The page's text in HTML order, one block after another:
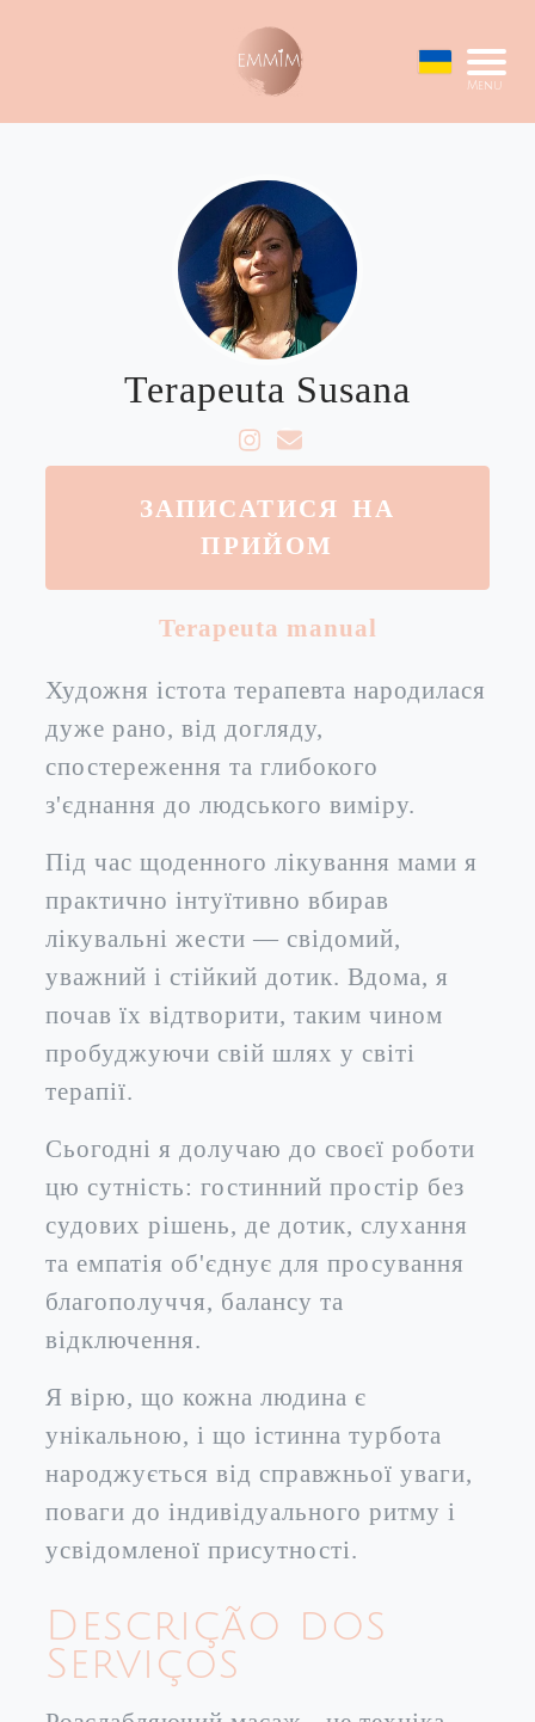
Menu
Terapeuta Susana
ЗАПИСАТИСЯ НА
ПРИЙОМ
Terapeuta manual
Художня істота терапевта народилася
дуже рано, від догляду,
спостереження та глибокого
з'єднання до людського виміру.
Під час щоденного лікування мами я
практично інтуїтивно вбирав
лікувальні жести — свідомий,
уважний і стійкий дотик. Вдома, я
почав їх відтворити, таким чином
пробуджуючи свій шлях у світі
терапії.
Сьогодні я долучаю до своєї роботи
цю сутність: гостинний простір без
судових рішень, де дотик, слухання
та емпатія об'єднує для просування
благополуччя, балансу та
відключення.
Я вірю, що кожна людина є
унікальною, і що істинна турбота
народжується від справжньої уваги,
поваги до індивідуального ритму і
усвідомленої присутності.
Descrição dos
Serviços